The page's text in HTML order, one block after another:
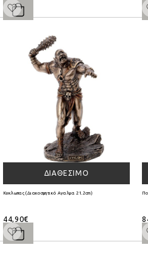
ΔΙΑΘΈΣΙΜΟ
Κυκλωπας (Διακοσμητικό Αγαλμα 21.2cm)
44,90€